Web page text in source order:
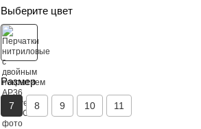
Выберите цвет
Размер
7 8 9 10 11